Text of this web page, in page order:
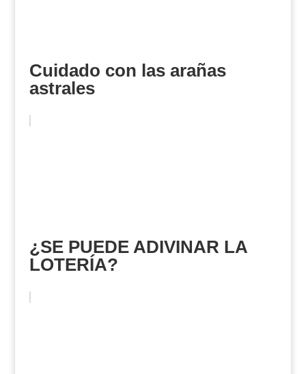
Cuidado con las arañas
astrales
¿SE PUEDE ADIVINAR LA
LOTERÍA?